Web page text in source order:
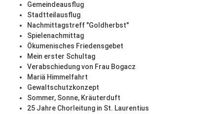
Gemeindeausflug
Stadtteilausflug
Nachmittagstreff "Goldherbst"
Spielenachmittag
Ökumenisches Friedensgebet
Mein erster Schultag
Verabschiedung von Frau Bogacz
Mariä Himmelfahrt
Gewaltschutzkonzept
Sommer, Sonne, Kräuterduft
25 Jahre Chorleitung in St. Laurentius